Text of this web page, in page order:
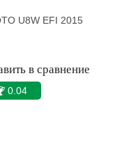
U8W EFI 2015
в сравнение
0.04